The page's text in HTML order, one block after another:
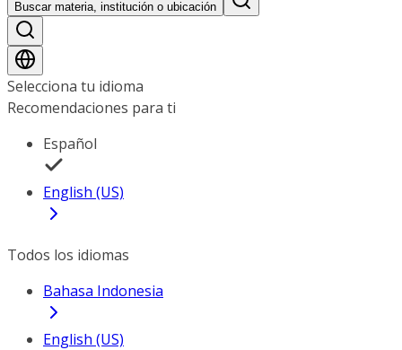
Buscar materia, institución o ubicación
Selecciona tu idioma
Recomendaciones para ti
Español
English (US)
Todos los idiomas
Bahasa Indonesia
English (US)